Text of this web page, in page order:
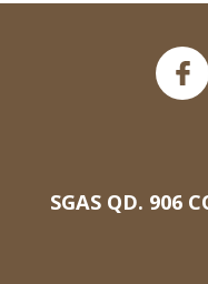
SGAS QD. 906